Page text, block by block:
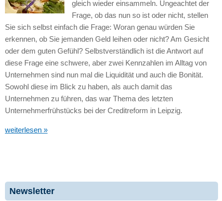
gleich wieder einsammeln. Ungeachtet der
Frage, ob das nun so ist oder nicht, stellen
Sie sich selbst einfach die Frage: Woran genau würden Sie
erkennen, ob Sie jemanden Geld leihen oder nicht? Am Gesicht
oder dem guten Gefühl? Selbstverständlich ist die Antwort auf
diese Frage eine schwere, aber zwei Kennzahlen im Alltag von
Unternehmen sind nun mal die Liquidität und auch die Bonität.
Sowohl diese im Blick zu haben, als auch damit das
Unternehmen zu führen, das war Thema des letzten
Unternehmerfrühstücks bei der Creditreform in Leipzig.
weiterlesen »
Newsletter